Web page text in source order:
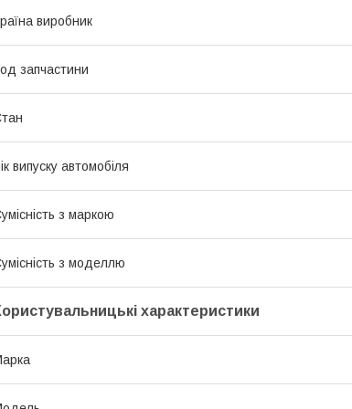
виробник
запчастини
випуску автомобіля
з маркою
з моделлю
характеристики